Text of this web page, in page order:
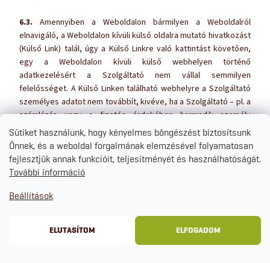
Sütiket használunk, hogy kényelmes böngészést biztosítsunk
Önnek, és a weboldal forgalmának elemzésével folyamatosan
fejlesztjük annak funkcióit, teljesítményét és használhatóságát.
További információ
Beállítások
ELUTASÍTOM ELFOGADOM
6.3. Amennyiben a Weboldalon bármilyen a Weboldalról
elnavigáló, a Weboldalon kívüli külső oldalra mutató hivatkozást
(Külső Link) talál, úgy a Külső Linkre való kattintást követően,
egy a Weboldalon kívüli külső webhelyen történő
adatkezelésért a Szolgáltató nem vállal semmilyen
felelősséget. A Külső Linken található webhelyre a Szolgáltató
személyes adatot nem továbbít, kivéve, ha a Szolgáltató – pl. a
számlázás vagy a fizetés érdekében harmadik személy
szolgáltatót bízott meg. A Külső Linken található webhely
adatkezelésével kapcsolatban kérjük olvassák el a céloldal
adatvédelmi tájékoztatóját.
kizárólag a Felhasználó előzetes és tájékozott hozzájárulása